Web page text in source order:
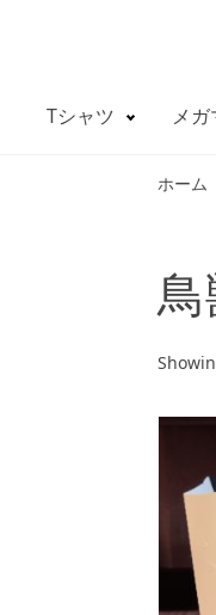
Tシャツ メガ
ホーム